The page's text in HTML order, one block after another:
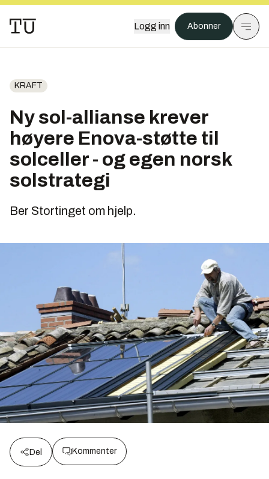
Logg inn Abonner
KRAFT
Ny sol-allianse krever
høyere Enova-støtte til
solceller - og egen norsk
solstrategi
Ber Stortinget om hjelp.
Del Kommenter